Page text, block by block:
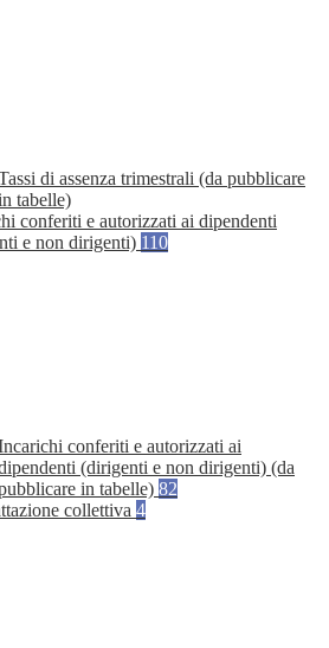
di assenza trimestrali (da pubblicare
tabelle)
conferiti e autorizzati ai dipendenti
e non dirigenti) 110
conferiti e autorizzati ai
(dirigenti e non dirigenti) (da
in tabelle) 82
collettiva 4